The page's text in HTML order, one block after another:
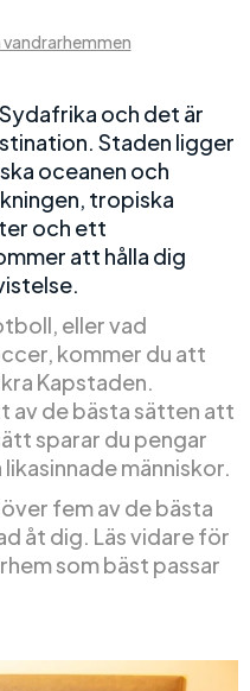
vandrarhemmen
och det är
Staden ligger
oceanen och
tropiska
och ett
att hålla dig
eller vad
kommer du att
Kapstaden.
av de bästa sätten att
sparar du pengar
människor.
fem av de bästa
åt dig. Läs vidare för
som bäst passar